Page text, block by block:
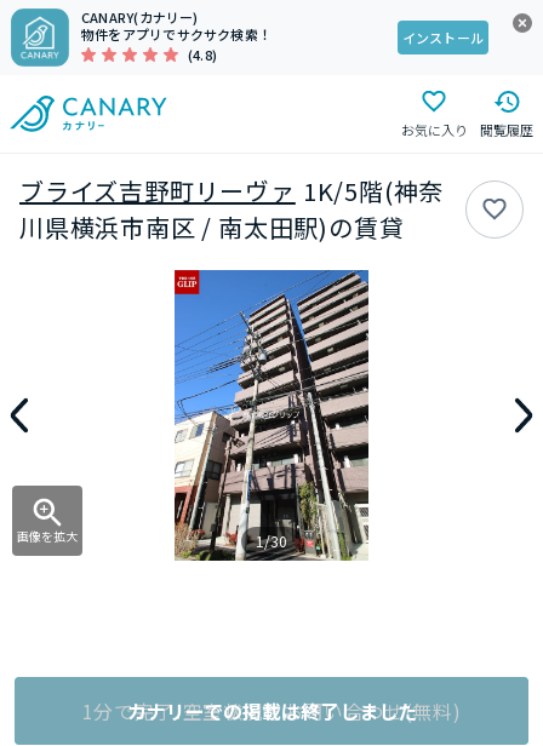
CANARY(カナリー)
物件をアプリでサクサク検索！
(4.8)
インストール
お気に入り 閲覧履歴
ブライズ吉野町リーヴァ 1K/5階(神奈
川県横浜市南区 / 南太田駅)の賃貸
画像を拡大 1/30
1分で完了!空室状況をお問い合わせ(無料)
カナリーでの掲載は終了しました